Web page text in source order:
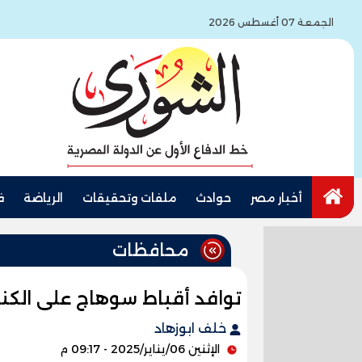
الجمعة 07 أغسطس 2026
أخبار مصر حوادث ملفات وتحقيقات الرياضة
محافظات
توافد أقباط سوهاج على
خلف ابوزهاد
الإثنين 06/يناير/2025 - 09:17 م